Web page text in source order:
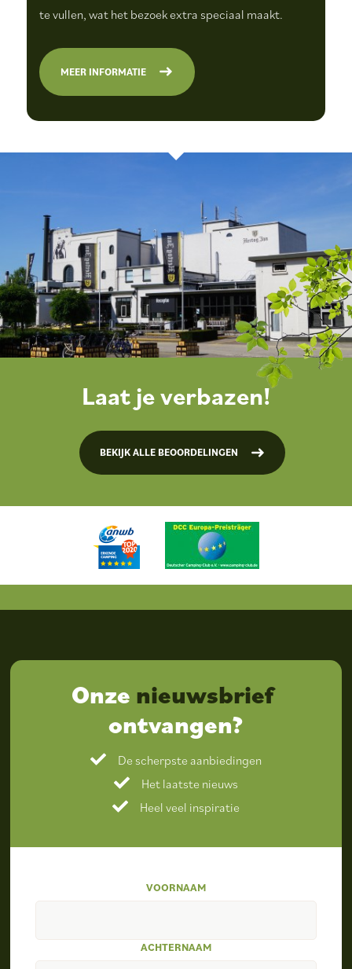
te vullen, wat het bezoek extra speciaal maakt.
MEER INFORMATIE
Laat je verbazen!
BEKIJK ALLE BEOORDELINGEN
Onze nieuwsbrief
ontvangen?
De scherpste aanbiedingen
Het laatste nieuws
Heel veel inspiratie
VOORNAAM
ACHTERNAAM